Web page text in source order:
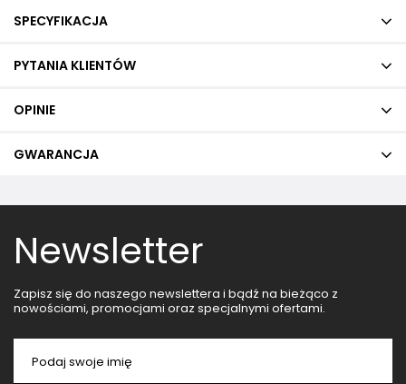
SPECYFIKACJA
PYTANIA KLIENTÓW
OPINIE
GWARANCJA
Newsletter
Zapisz się do naszego newslettera i bądź na bieżąco z
nowościami, promocjami oraz specjalnymi ofertami.
Podaj swoje imię